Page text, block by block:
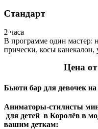
Стандарт
2 часа
В программе один мастер:
прически, косы канекалон,
Цена
Бьюти бар для девочек
Аниматоры-стилисты
для детей в Королёв в
вашим деткам: